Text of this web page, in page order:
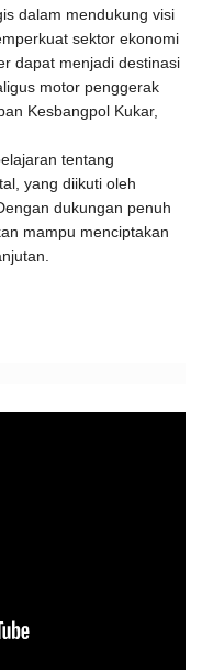
dalam mendukung visi
sektor ekonomi
dapat menjadi destinasi
motor penggerak
Kesbangpol Kukar,
tentang
yang diikuti oleh
dukungan penuh
mampu menciptakan